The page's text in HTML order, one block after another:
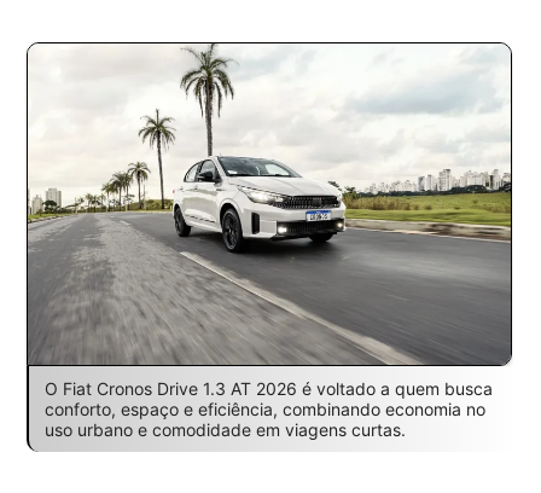
O Fiat Cronos Drive 1.3 AT 2026 é voltado a quem busca
conforto, espaço e eficiência, combinando economia no
uso urbano e comodidade em viagens curtas.